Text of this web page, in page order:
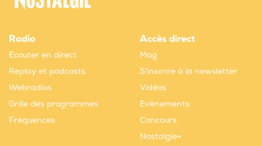
Radio
Ecouter en direct
Replay et podcasts
Webradios
Grille des programmes
Fréquences
Accès direct
Mag
S'inscrire à la newsletter
Vidéos
Evènements
Concours
Nostalgie+